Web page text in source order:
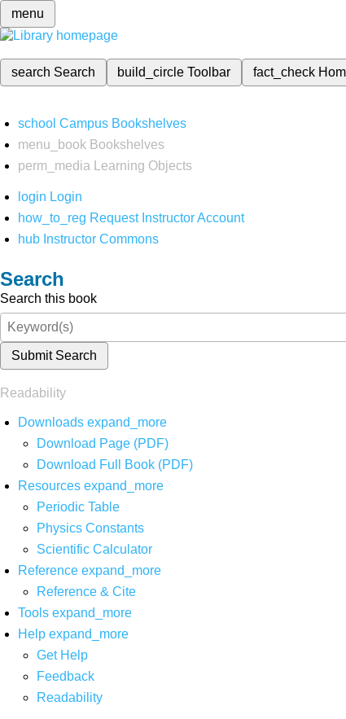
menu
search Search build_circleToolbar fact_check
school Campus Bookshelves
menu_book Bookshelves
perm_media
Learning Objects
login Login
how_to_reg Request Instructor Account
hub Instructor Commons
Search
Search this book
Submit Search
Readability
Downloads expand_more
Download Page (PDF)
Download Full Book (PDF)
Resources expand_more
Periodic Table
Physics Constants
Scientific Calculator
Reference expand_more
Reference & Cite
Tools expand_more
Help expand_more
Get Help
Feedback
Readability